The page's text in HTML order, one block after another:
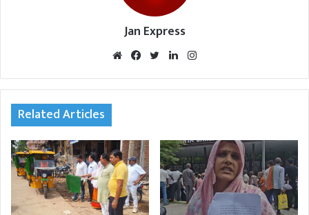
Jan Express
We
te
Fac
oo
Twi
r
Lin
In am
Related Articles